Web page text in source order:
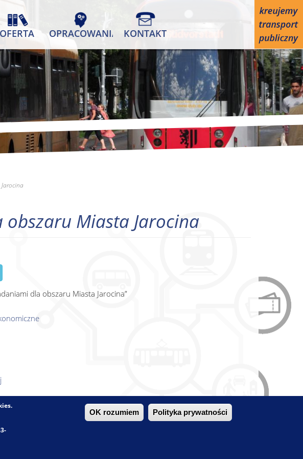
OFERTA OPRACOWANIA KONTAKT
Miasta Jarocina
dla obszaru Miasta Jarocina”
zbiorowego oraz struktury pasażerskiej
i korzyści dla projektów transportowych
OK rozumiem Polityka prywatności